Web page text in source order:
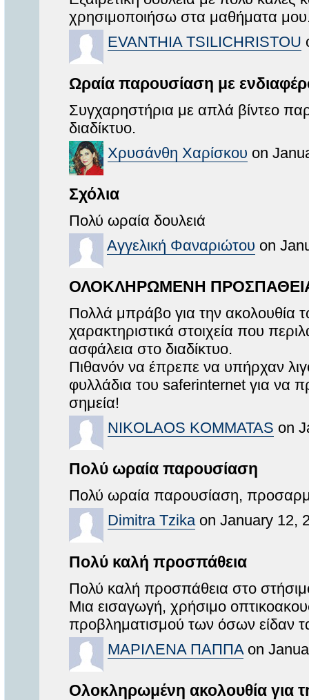
χρησιμοποιήσω στα μαθήματα
EVANTHIA TSILICHRISTOU
Ωραία παρουσίαση με
Συγχαρηστήρια με απλά βίντεο
διαδίκτυο.
Χρυσάνθη Χαρίσκου on
Σχόλια
Πολύ ωραία δουλειά
Αγγελική Φαναριώτου on
ΟΛΟΚΛΗΡΩΜΕΝΗ
Πολλά μπράβο για την ακολουθία
χαρακτηριστικά στοιχεία που
ασφάλεια στο διαδίκτυο.
Πιθανόν να έπρεπε να υπήρχαν
φυλλάδια του saferinternet για να
σημεία!
NIKOLAOS KOMMATAS on
Πολύ ωραία παρουσίαση
Πολύ ωραία παρουσίαση,
Dimitra Tzikaon January 12,
Πολύ καλή προσπάθεια
Πολύ καλή προσπάθεια στο
Μια εισαγωγή, χρήσιμο
προβληματισμού των όσων είδαν
ΜΑΡΙΛΕΝΑ ΠΑΠΠΑ on
Ολοκληρωμένη ακολουθία για